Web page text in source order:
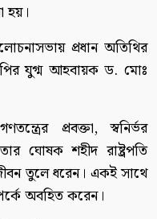
হয়।
প্রধান অতিথির
যুগ্ম আহবায়ক ড. মোঃ
প্রবক্তা, স্বনির্ভর
ঘোষক শহীদ রাষ্ট্রপতি
তুলে ধরেন। একই সাথে
অবহিত করেন।